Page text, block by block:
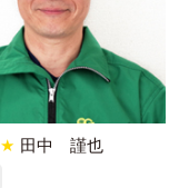
★ 田中 謹也